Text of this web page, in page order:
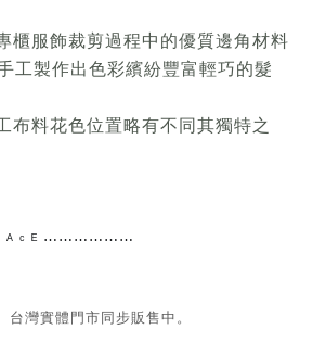
櫃服飾裁剪過程中的優質邊角材料
工製作出色彩繽紛豐富輕巧的髮
布料花色位置略有不同其獨特之
ᴿ ᴬ ᶜ ᴱ ⋯⋯⋯⋯ ⋯⋯
台灣實體門市同步販售中。